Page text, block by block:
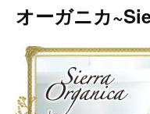
オーガニカ